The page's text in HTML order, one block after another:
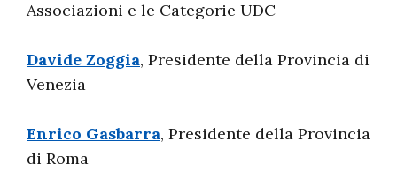
Associazioni e le Categorie UDC
Davide Zoggia, Presidente della Provincia di
Venezia
Enrico Gasbarra, Presidente della Provincia
di Roma